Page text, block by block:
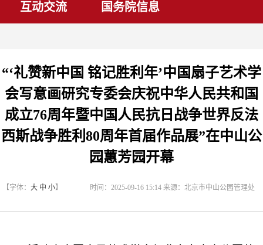
互动交流 国务院信息
“‘礼赞新中国 铭记胜利年’中国扇子艺术学
会写意画研究专委会庆祝中华人民共和国
成立76周年暨中国人民抗日战争世界反法
西斯战争胜利80周年首届作品展”在中山公
园蕙芳园开幕
时间：2025-09-16 15:14 来源：北京市中山公园管理处
【字体： 大 中 小】